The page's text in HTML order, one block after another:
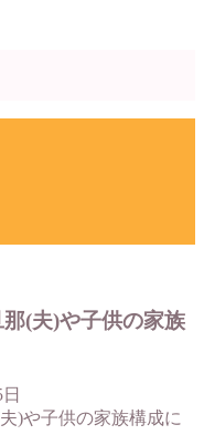
(夫)や子供の家族